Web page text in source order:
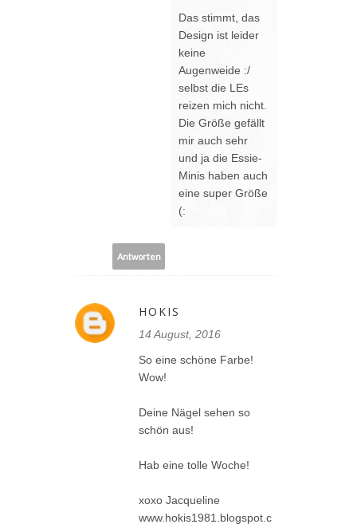
Das stimmt, das
Design ist leider
keine
Augenweide :/
selbst die LEs
reizen mich nicht.
Die Größe gefällt
mir auch sehr
und ja die Essie-
Minis haben auch
eine super Größe
(:
Antworten
HOKIS
14 August, 2016
So eine schöne Farbe!
Wow!
Deine Nägel sehen so
schön aus!
Hab eine tolle Woche!
xoxo Jacqueline
www.hokis1981.blogspot.c